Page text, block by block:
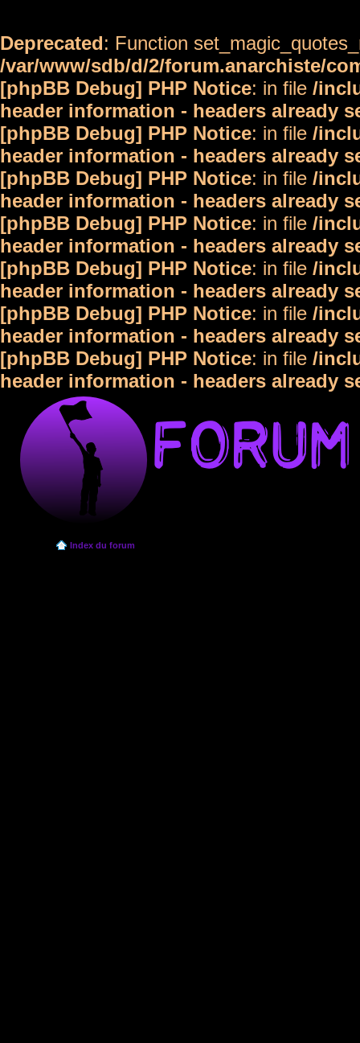
Deprecated: Function
/var/www/sdb/d/2/forum.anarchiste/
[phpBB Debug] PHP Notice: in file /
header information - headers already
[phpBB Debug] PHP Notice: in file /
header information - headers already
[phpBB Debug] PHP Notice: in file /
header information - headers already
[phpBB Debug] PHP Notice: in file /
header information - headers already
[phpBB Debug] PHP Notice: in file /
header information - headers already
[phpBB Debug] PHP Notice: in file /
header information - headers already
[phpBB Debug] PHP Notice: in file /
header information - headers already
Index du forum